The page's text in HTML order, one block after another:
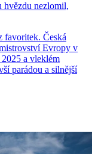
hvězdu nezlomil,
favoritek. Česká
Evropy v
a vleklém
parádou a silnější